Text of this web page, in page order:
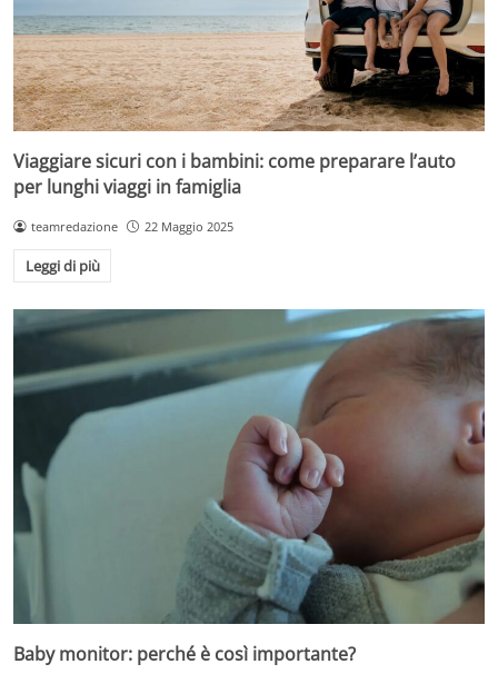
Viaggiare sicuri con i bambini: come preparare l’auto
per lunghi viaggi in famiglia
teamredazione 22 Maggio 2025
Leggi di più
Baby monitor: perché è così importante?